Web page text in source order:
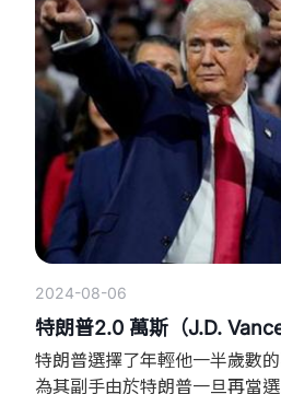
元、美元或新興市場貨幣等，
2024-08-06
特朗普2.0 萬斯（J.D. Vance
特朗普選擇了年輕他一半歲數
為其副手由於特朗普一旦再當